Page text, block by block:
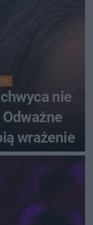
nie
wrażenie